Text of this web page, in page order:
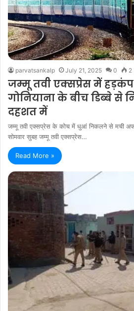
parvatsankalp July 21, 2025 0 2
जम्मू तवी एक्सप्रेस में
गोनियाना के बीच डिब्बे से
दहशत में
जम्मू तवी एक्सप्रेस के कोच में धुआं निकलने से मची
सोमवार सुबह जम्मू तवी एक्सप्रेस…
Read More »